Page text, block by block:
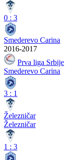
0 : 3
Smederevo Carina
2016-2017
Prva liga Srbije
Smederevo Carina
3 : 1
Železničar
Železničar
1 : 3